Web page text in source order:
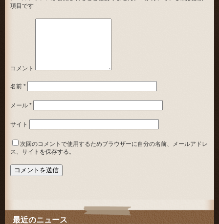
項目です
コメント
名前*
メール*
サイト
次回のコメントで使用するためブラウザーに自分の名前、メールアドレ
ス、サイトを保存する。
最近のニュース